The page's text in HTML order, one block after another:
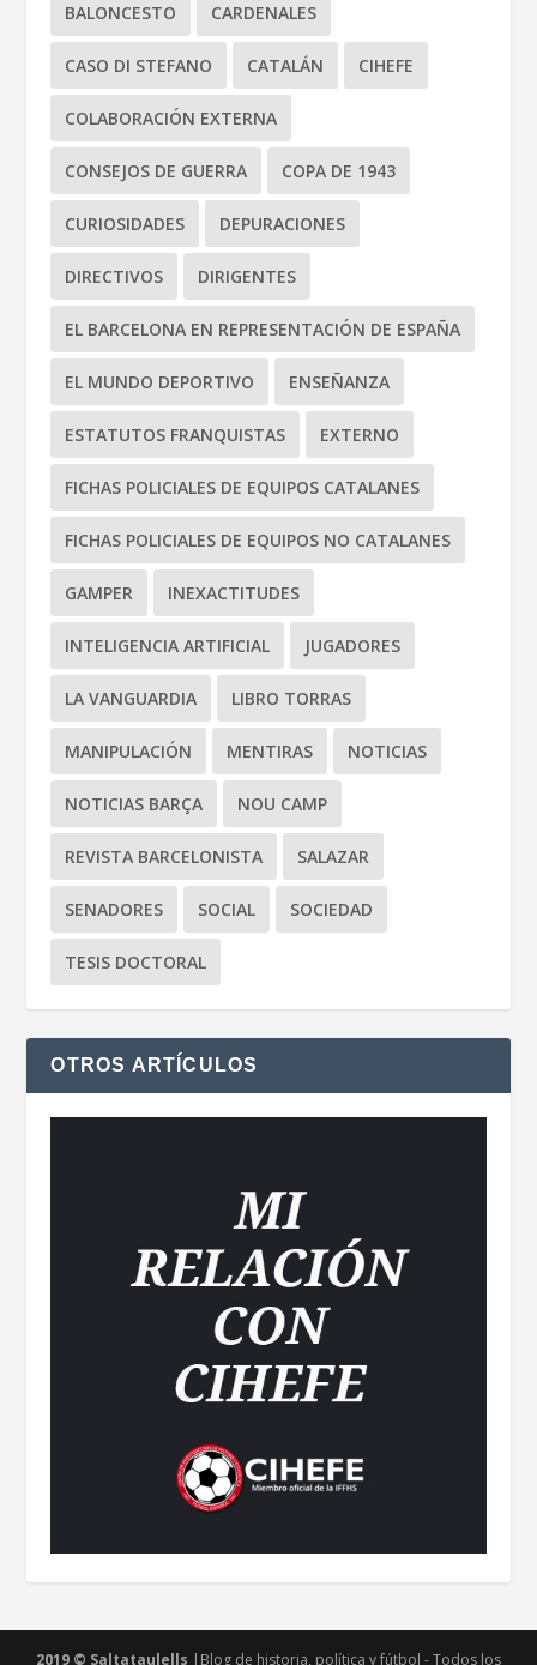
BALONCESTO CARDENALES
CASO DI STEFANO CATALÁN CIHEFE
COLABORACIÓN EXTERNA
CONSEJOS DE GUERRA COPA DE 1943
CURIOSIDADES DEPURACIONES
DIRECTIVOS DIRIGENTES
EL BARCELONA EN REPRESENTACIÓN DE ESPAÑA
EL MUNDO DEPORTIVO ENSEÑANZA
ESTATUTOS FRANQUISTAS EXTERNO
FICHAS POLICIALES DE EQUIPOS CATALANES
FICHAS POLICIALES DE EQUIPOS NO CATALANES
GAMPER INEXACTITUDES
INTELIGENCIA ARTIFICIAL JUGADORES
LA VANGUARDIA LIBRO TORRAS
MANIPULACIÓN MENTIRAS NOTICIAS
NOTICIAS BARÇA NOU CAMP
REVISTA BARCELONISTA SALAZAR
SENADORES SOCIAL SOCIEDAD
TESIS DOCTORAL
OTROS ARTÍCULOS
2019 © Saltataulells |Blog de historia, política y fútbol - Todos los